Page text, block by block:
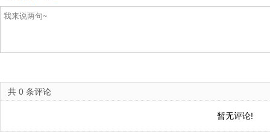
共 0 条评论
暂无评论!